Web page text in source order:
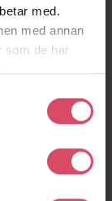
med.
med annan
som de har